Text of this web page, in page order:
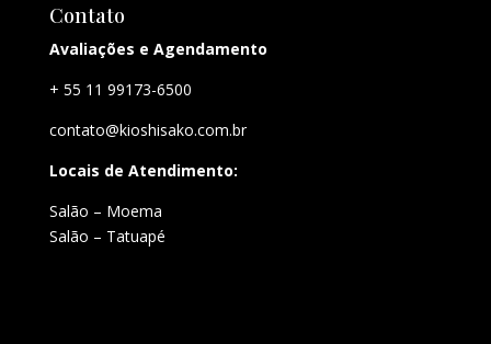
Contato
Avaliações e Agendamento
+ 55 11 99173-6500
contato@kioshisako.com.br
Locais de Atendimento:
Salão – Moema
Salão – Tatuapé